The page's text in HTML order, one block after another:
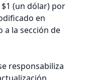
(un dólar) por
en
la sección de
responsabiliza